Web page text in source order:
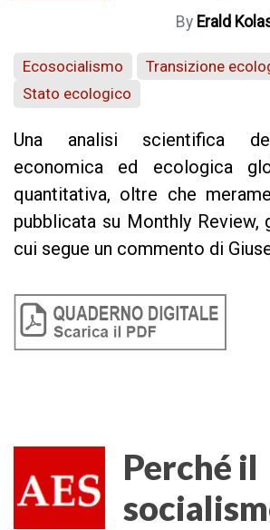
By Erald
Ecosocialismo Transizione
Stato ecologico
Una analisi scientifica
economica ed ecologica
quantitativa, oltre che
pubblicata su Monthly Review,
cui segue un commento di
Perché il